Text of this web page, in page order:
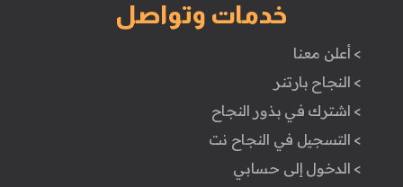
خدمات وتواصل
> أعلن معنا
> النجاح بارتنر
> اشترك في بذور النجاح
> التسجيل في النجاح نت
> الدخول إلى حسابي